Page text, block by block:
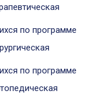
по программе
по программе